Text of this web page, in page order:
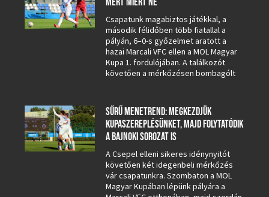
Csapatunk magabiztos játékkal, a
második félidőben több fiatallal a
pályán, 6–0-s győzelmet aratott a
hazai Marcali VFC ellen a MOL Magyar
Kupa 1. fordulójában. A találkozót
követően a mérkőzésen bombagólt
SŰRŰ MENETREND: MEGKEZDJÜK
KUPASZEREPLÉSÜNKET, MAJD FOLYTATÓDIK
A BAJNOKI SOROZAT IS
A Csepel elleni sikeres idénynyitót
követően két idegenbeli mérkőzés
vár csapatunkra. Szombaton a MOL
Magyar Kupában lépünk pályára a